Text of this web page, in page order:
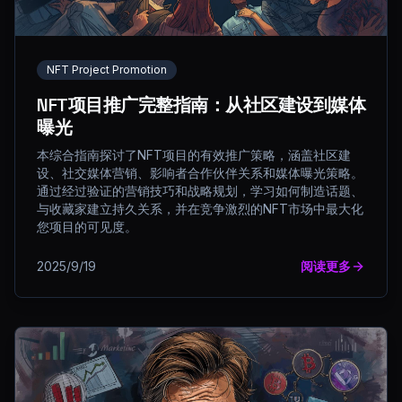
NFT Project Promotion
NFT项目推广完整指南：从社区建设到媒体
曝光
本综合指南探讨了NFT项目的有效推广策略，涵盖社区建
设、社交媒体营销、影响者合作伙伴关系和媒体曝光策略。
通过经过验证的营销技巧和战略规划，学习如何制造话题、
与收藏家建立持久关系，并在竞争激烈的NFT市场中最大化
您项目的可见度。
2025/9/19 阅读更多